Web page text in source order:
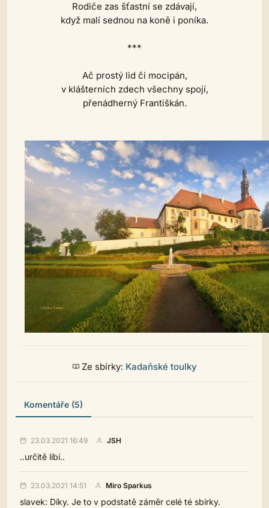
Rodiče zas šťastní se zdávají,
když malí sednou na koně i poníka.
***
Ač prostý lid či mocipán,
v klášterních zdech všechny spojí,
přenádherný Františkán.
Ze sbírky: Kadaňské toulky
Komentáře (5)
23.03.2021 16:49 JSH
..určitě líbí..
23.03.2021 14:51 Miro Sparkus
slavek: Díky. Je to v podstatě záměr celé té sbírky.